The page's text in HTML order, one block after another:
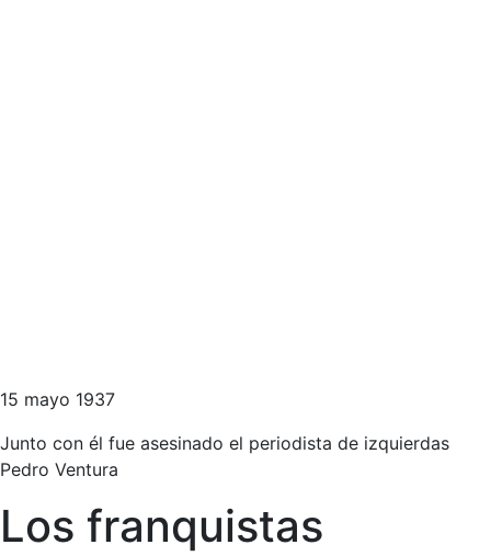
15 mayo 1937
Junto con él fue asesinado el periodista de izquierdas
Pedro Ventura
Los franquistas